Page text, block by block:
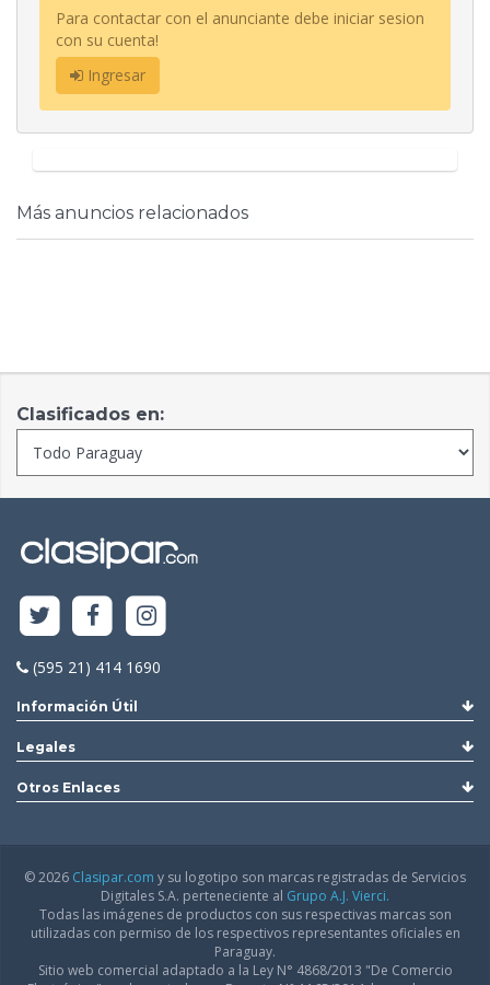
Para contactar con el anunciante debe iniciar sesion
con su cuenta!
Ingresar
Más anuncios relacionados
Clasificados en:
(595 21) 414 1690
Información Útil
Legales
Otros Enlaces
© 2026 Clasipar.com y su logotipo son marcas registradas de Servicios
Digitales S.A. perteneciente al Grupo A.J. Vierci.
Todas las imágenes de productos con sus respectivas marcas son
utilizadas con permiso de los respectivos representantes oficiales en
Paraguay.
Sitio web comercial adaptado a la Ley N° 4868/2013 "De Comercio